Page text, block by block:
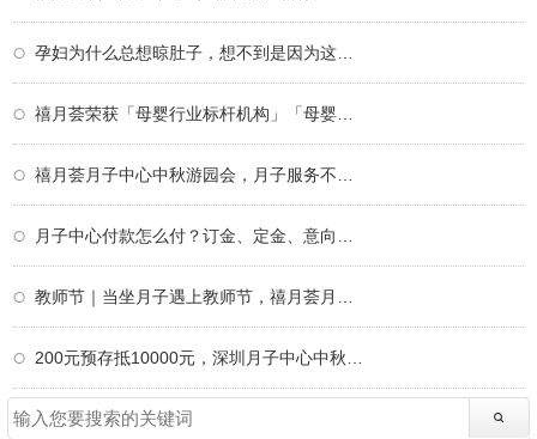
孕妇为什么总想晾肚子，想不到是因为这个！
禧月荟荣获「母婴行业标杆机构」「母婴行业
禧月荟月子中心中秋游园会，月子服务不仅仅
月子中心付款怎么付？订金、定金、意向金、
教师节｜当坐月子遇上教师节，禧月荟月子中
200元预存抵10000元，深圳月子中心中秋限定